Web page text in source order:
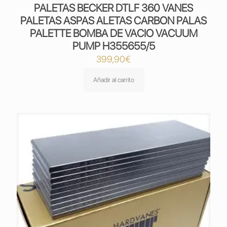
PALETAS BECKER DTLF 360 VANES
PALETAS ASPAS ALETAS CARBON PALAS
PALETTE BOMBA DE VACIO VACUUM
PUMP H355655/5
399,90€
Añadir al carrito